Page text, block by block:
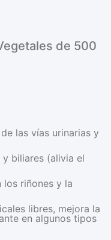
de 500
las vías urinarias y
biliares (alivia el
los riñones y la
libres, mejora la
en algunos tipos